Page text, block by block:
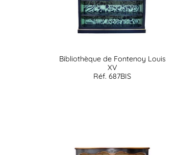
Bibliothèque de Fontenoy Louis
XV
Réf. 687BIS